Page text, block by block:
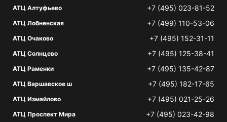
АТЦ Алтуфьево +7 (495) 023-81-52
АТЦ Лобненская +7 (499) 110-53-06
АТЦ Очаково +7 (495) 152-31-11
АТЦ Солнцево +7 (495) 125-38-41
АТЦ Раменки +7 (495) 135-42-87
АТЦ Варшавское ш +7 (495) 182-17-65
АТЦ Измайлово +7 (495) 021-25-26
АТЦ Проспект Мира +7 (495) 023-42-98